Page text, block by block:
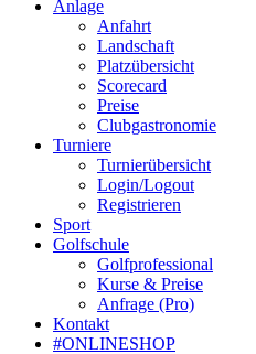
Anlage
Anfahrt
Landschaft
Platzübersicht
Scorecard
Preise
Clubgastronomie
Turniere
Turnierübersicht
Login/Logout
Registrieren
Sport
Golfschule
Golfprofessional
Kurse & Preise
Anfrage (Pro)
Kontakt
#ONLINESHOP